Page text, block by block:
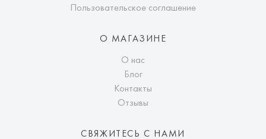
Пользовательское соглашение
О МАГАЗИНЕ
О нас
Блог
Контакты
Отзывы
СВЯЖИТЕСЬ С НАМИ